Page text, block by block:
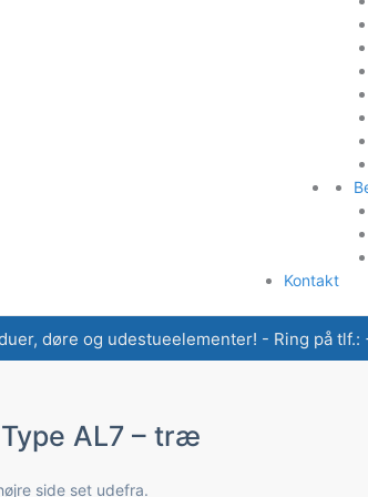
Kontakt
døre og udestueelementer! - Ring på tlf.:
AL7 – træ
side set udefra.